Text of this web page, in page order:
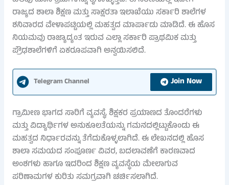
ರಾಜ್ಯದ ಶಾಲಾ ಶಿಕ್ಷಣ ಮತ್ತು ಸಾಕ್ಷರತಾ ಇಲಾಖೆಯು ಸರ್ಕಾರಿ ಶಾಲೆಗಳ
ಶನಿವಾರದ ವೇಳಾಪಟ್ಟಿಯಲ್ಲಿ ಮಹತ್ವದ ಮಾರ್ಪಾಡು ಮಾಡಿದೆ. ಈ ಹೊಸ
ನಿಯಮವು ರಾಜ್ಯಾದ್ಯಂತ ಇರುವ ಎಲ್ಲಾ ಸರ್ಕಾರಿ ಪ್ರಾಥಮಿಕ ಮತ್ತು
ಪ್ರೌಢಶಾಲೆಗಳಿಗೆ ಏಕರೂಪವಾಗಿ ಅನ್ವಯಿಸಲಿದೆ.
Telegram Channel Join Now
ಗ್ರಾಮೀಣ ಭಾಗದ ಸಾರಿಗೆ ವ್ಯವಸ್ಥೆ, ಶಿಕ್ಷಕರ ಪ್ರಯಾಣದ ತೊಂದರೆಗಳು
ಮತ್ತು ವಿದ್ಯಾರ್ಥಿಗಳ ಅನುಕೂಲತೆಯನ್ನು ಗಮನದಲ್ಲಿಟ್ಟುಕೊಂಡು ಈ
ಮಹತ್ವದ ನಿರ್ಧಾರವನ್ನು ತೆಗೆದುಕೊಳ್ಳಲಾಗಿದೆ. ಈ ಲೇಖನದಲ್ಲಿ ಹೊಸ
ಶಾಲಾ ಸಮಯದ ಸಂಪೂರ್ಣ ವಿವರ, ಬದಲಾವಣೆಗೆ ಕಾರಣವಾದ
ಅಂಶಗಳು ಹಾಗೂ ಇದರಿಂದ ಶಿಕ್ಷಣ ವ್ಯವಸ್ಥೆಯ ಮೇಲಾಗುವ
ಪರಿಣಾಮಗಳ ಕುರಿತು ಸಮಗ್ರವಾಗಿ ಚರ್ಚಿಸಲಾಗಿದೆ.